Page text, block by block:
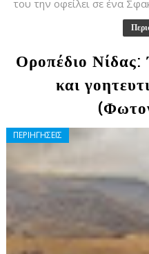
του την οφείλει σε ένα
Οροπέδιο Νίδας:
και
ΠΕΡΙΗΓΗΣΕΙΣ